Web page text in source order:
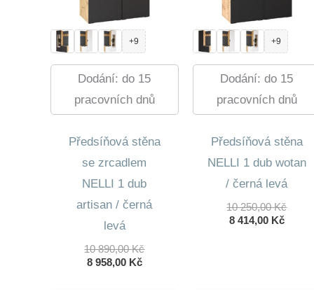
+9
Dodání: do 15
pracovních dnů
Předsíňová stěna
se zrcadlem
NELLI 1 dub
artisan / černá
levá
10 890,00KčPůvodní
8 958,00 KčAktuální
+9
Dodání: do 15
pracovních dnů
Předsíňová stěna
NELLI 1 dub wotan
/ černá levá
10 250,00Kč
8 414,00 Kč